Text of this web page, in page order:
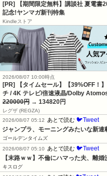
[PR] 【期間限定無料】講談社 夏電書
記念!ヤンマガ新刊特集
Kindleストア
2026/08/07 10:00時点
[PR] 【タイムセール】【39%OFF！
チ / 4K テレビ/倍速液晶/Dolby
220000円 → 134820円
レグザ (REGZA)
2026/08/07 05:12
あとで読む 🐦Tweet
ジャンプラ、モーニングみたいな新
ゴールデンタイムズ
2026/08/07 05:10
あとで読む 🐦Tweet
【末路ｗｗ】不倫にハマった夫、離
キスログ